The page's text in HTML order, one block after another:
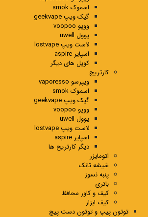
اسموک smok
گیک ویپ geekvape
ووپو voopoo
یوول uwell
لاست ویپ lostvape
اسپایر aspire
کویل های دیگر
کارتریج
ویپرسو vaporesso
اسموک smok
گیک ویپ geekvape
ووپو voopoo
یوول uwell
لاست ویپ lostvape
اسپایر aspire
دیگر کارتریج ها
اتومایزر
شیشه تانک
پنبه نسوز
باتری
کیف و کاور محافظ
کیف ابزار
توتون پیپ و توتون دست پیچ